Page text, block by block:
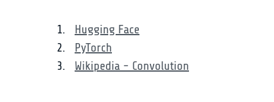
Hugging Face
PyTorch
Wikipedia - Convolution